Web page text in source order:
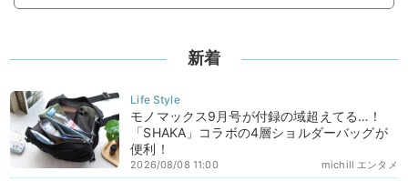
新着
モノマックス9月号が付録の域超えてる…！
「SHAKA」コラボの4層ショルダーバッグが
便利！
michill エンタメ
2026/08/08 11:00